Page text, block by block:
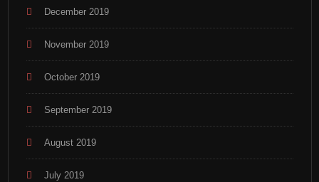
December 2019
November 2019
October 2019
September 2019
August 2019
July 2019